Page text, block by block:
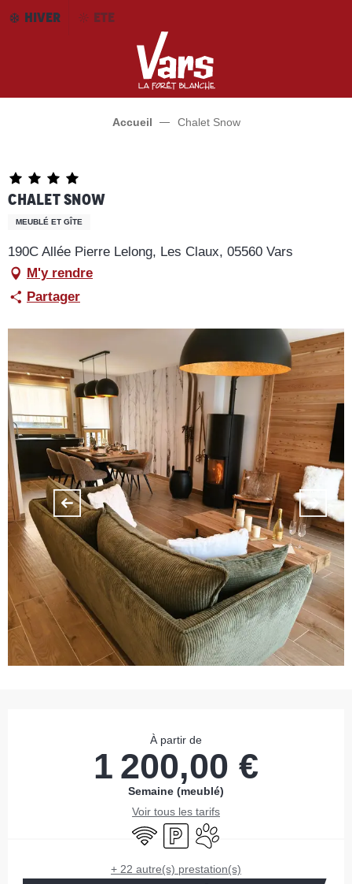
AllerHIVER ETE
Accueil Chalet Snow
Chalet Snow
MEUBLÉ ET GÎTE
190C Allée Pierre Lelong, Les Claux, 05560 Vars
M'y rendre
Partager
À partir de
1 200,00 €
Semaine (meublé)
Voir tous les tarifs
WiFi ParkingAnimaux acceptés
+ 22 autre(s) prestation(s)